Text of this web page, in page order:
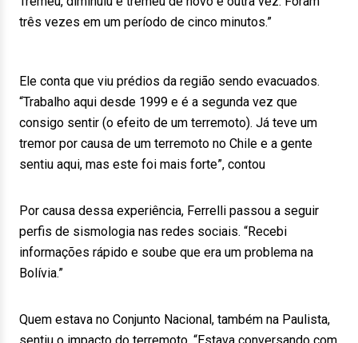
três vezes em um período de cinco minutos.”
Ele conta que viu prédios da região sendo evacuados.
“Trabalho aqui desde 1999 e é a segunda vez que
consigo sentir (o efeito de um terremoto). Já teve um
tremor por causa de um terremoto no Chile e a gente
sentiu aqui, mas este foi mais forte”, contou
Por causa dessa experiência, Ferrelli passou a seguir
perfis de sismologia nas redes sociais. “Recebi
informações rápido e soube que era um problema na
Bolívia.”
Quem estava no Conjunto Nacional, também na Paulista,